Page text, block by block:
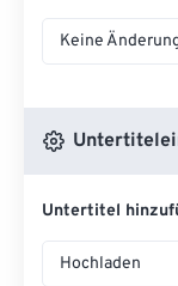
Keine
Untertitel
Hochladen